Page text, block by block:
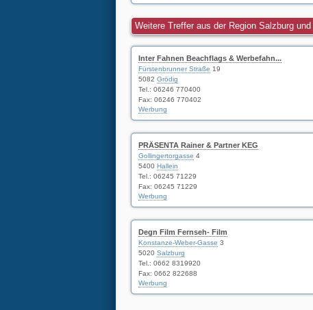
Weitere Treffer aus der Region Salzburg und
Inter Fahnen Beachflags & Werbefahn...
Fürstenbrunner Straße 19
5082 Grödig
Tel.: 06246 770400
Fax: 06246 770402
Werbung
PRÄSENTA Rainer & Partner KEG
Gollingertorgasse 4
5400 Hallein
Tel.: 06245 71229
Fax: 06245 71229
Werbung
Degn Film Fernseh- Film
Konstanze-Weber-Gasse 3
5020 Salzburg
Tel.: 0662 8319920
Fax: 0662 822688
Werbung